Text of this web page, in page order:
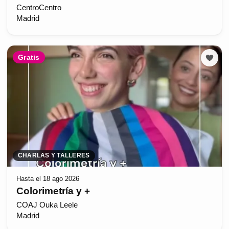
CentroCentro
Madrid
Gratis
CHARLAS Y TALLERES
Hasta el 18 ago 2026
Colorimetría y +
COAJ Ouka Leele
Madrid